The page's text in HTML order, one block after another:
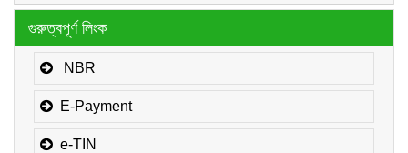
সার্কেল-১(কোম্পানীজ), কর অঞ্চল -ময়মনসিংহ এর NOC
জনাব মোঃ মোরাদুজ্জামান, সাঁট মুদ্রাক্ষরিক কাম-কম্পিউটার অপারেটর, উপকর
কমিশনারের কার্যালয়, সার্কেল-১(কোম্পানীজ), কর অঞ্চল -ময়মনসিংহ এর
গুরুত্বপূর্ণ লিংক
NBR
E-Payment
e-TIN